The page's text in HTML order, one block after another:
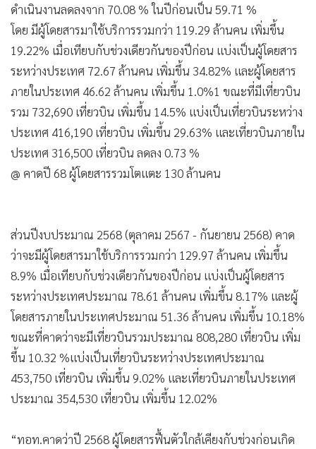
ดำเนินงานลดลงจาก 70.08 % ในปีก่อนเป็น 59.71 %
โดย มีผู้โดยสารมาใช้บริการรวมกว่า 119.29 ล้านคน เพิ่มขึ้น
19.22% เมื่อเทียบกับช่วงเดียวกันของปีก่อน แบ่งเป็นผู้โดยสาร
ระหว่างประเทศ 72.67 ล้านคน เพิ่มขึ้น 34.82% และผู้โดยสาร
ภายในประเทศ 46.62 ล้านคน เพิ่มขึ้น 1.0%1 ขณะที่มีเที่ยวบิน
รวม 732,690 เที่ยวบิน เพิ่มขึ้น 14.5% แบ่งเป็นเที่ยวบินระหว่าง
ประเทศ 416,190 เที่ยวบิน เพิ่มขึ้น 29.63% และเที่ยวบินภายใน
ประเทศ 316,500 เที่ยวบิน ลดลง 0.73 %
@ คาดปี 68 ผู้โดยสารรวมโตแตะ 130 ล้านคน
ส่วนปีงบประมาณ 2568 (ตุลาคม 2567 - กันยายน 2568) คาด
ว่าจะมีผู้โดยสารมาใช้บริการรวมกว่า 129.97 ล้านคน เพิ่มขึ้น
8.9% เมื่อเทียบกับช่วงเดียวกันของปีก่อน แบ่งเป็นผู้โดยสาร
ระหว่างประเทศประมาณ 78.61 ล้านคน เพิ่มขึ้น 8.17% และผู้
โดยสารภายในประเทศประมาณ 51.36 ล้านคน เพิ่มขึ้น 10.18%
ขณะที่คาดว่าจะมีเที่ยวบินรวมประมาณ 808,280 เที่ยวบิน เพิ่ม
ขึ้น 10.32 %แบ่งเป็นเที่ยวบินระหว่างประเทศประมาณ
453,750 เที่ยวบิน เพิ่มขึ้น 9.02% และเที่ยวบินภายในประเทศ
ประมาณ 354,530 เที่ยวบิน เพิ่มขึ้น 12.02%
“ทอท.คาดว่าปี 2568 ผู้โดยสารฟื้นตัวใกล้เคียงกับช่วงก่อนเกิด